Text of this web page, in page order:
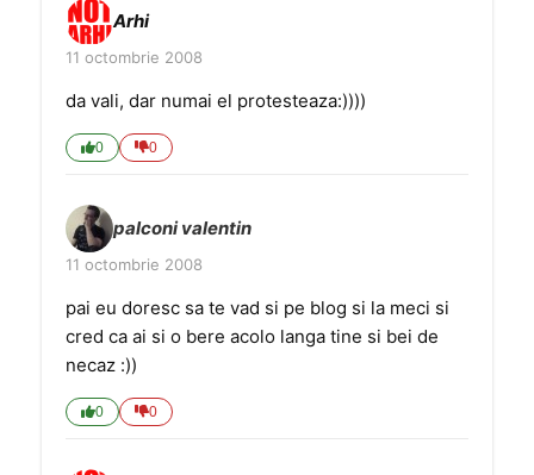
Arhi
11 octombrie 2008
da vali, dar numai el protesteaza:))))
0 0
palconi valentin
11 octombrie 2008
pai eu doresc sa te vad si pe blog si la meci si
cred ca ai si o bere acolo langa tine si bei de
necaz :))
0 0